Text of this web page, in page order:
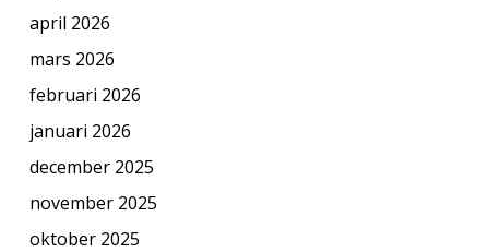
april 2026
mars 2026
februari 2026
januari 2026
december 2025
november 2025
oktober 2025